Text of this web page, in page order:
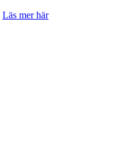
Läs mer här